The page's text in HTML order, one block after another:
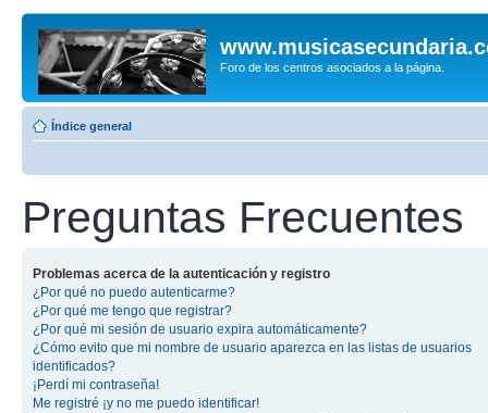
Foro de los centros asociados a la página.
Índice general
Preguntas Frecuentes
Problemas acerca de la autenticación y registro
¿Por qué no puedo autenticarme?
¿Por qué me tengo que registrar?
¿Por qué mi sesión de usuario expira automáticamente?
¿Cómo evito que mi nombre de usuario aparezca en las listas de usuarios
identificados?
¡Perdí mi contraseña!
Me registré ¡y no me puedo identificar!